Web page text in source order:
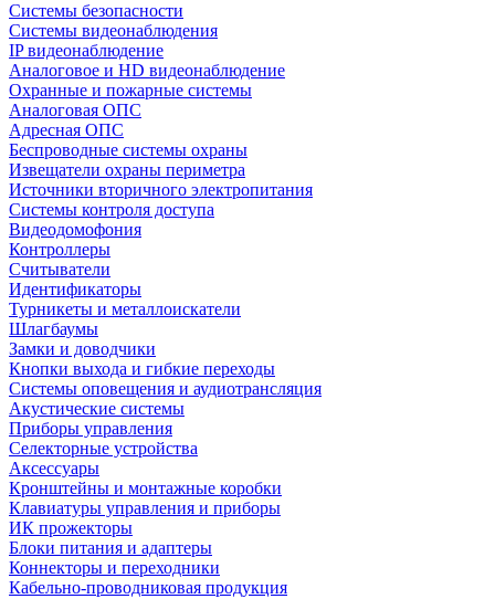
Системы безопасности
Системы видеонаблюдения
IP видеонаблюдение
Аналоговое и HD видеонаблюдение
Охранные и пожарные системы
Аналоговая ОПС
Адресная ОПС
Беспроводные системы охраны
Извещатели охраны периметра
Источники вторичного электропитания
Системы контроля доступа
Видеодомофония
Контроллеры
Считыватели
Идентификаторы
Турникеты и металлоискатели
Шлагбаумы
Замки и доводчики
Кнопки выхода и гибкие переходы
Системы оповещения и аудиотрансляция
Акустические системы
Приборы управления
Селекторные устройства
Аксессуары
Кронштейны и монтажные коробки
Клавиатуры управления и приборы
ИК прожекторы
Блоки питания и адаптеры
Коннекторы и переходники
Кабельно-проводниковая продукция